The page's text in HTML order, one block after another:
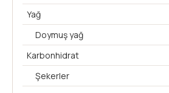
Yağ
Doymuş yağ
Karbonhidrat
Şekerler